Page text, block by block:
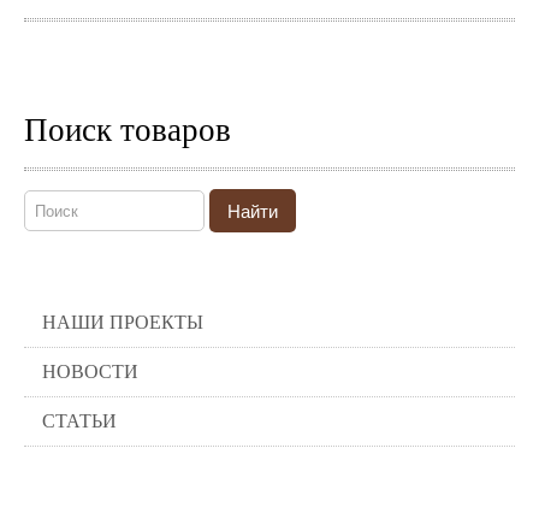
Поиск товаров
Найти
НАШИ ПРОЕКТЫ
НОВОСТИ
СТАТЬИ